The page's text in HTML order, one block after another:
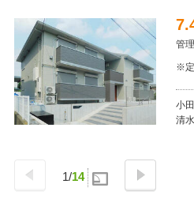
1/14
管
※
小
清